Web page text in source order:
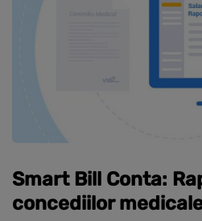
Smart Bill Conta:
concediilor